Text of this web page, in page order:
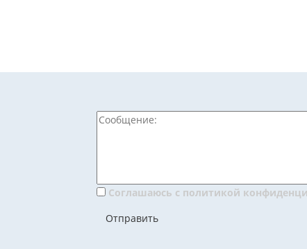
Соглашаюсь с политикой
Отправить